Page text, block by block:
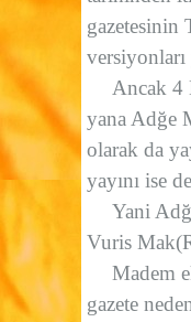
gazetesinin
versiyonları
Ancak 4
yana Adğe
olarak da
yayını ise
Yani
Vuris
Madem
gazete